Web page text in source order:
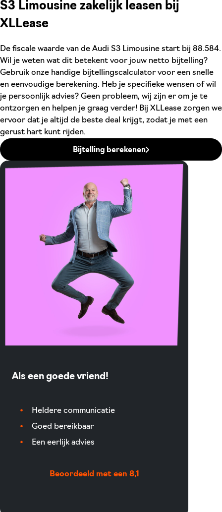
S3 Limousine zakelijk leasen bij
XLLease
De fiscale waarde van de Audi S3 Limousine start bij 88.584.
Wil je weten wat dit betekent voor jouw netto bijtelling?
Gebruik onze handige bijtellingscalculator voor een snelle
en eenvoudige berekening. Heb je specifieke wensen of wil
je persoonlijk advies? Geen probleem, wij zijn er om je te
ontzorgen en helpen je graag verder! Bij XLLease zorgen we
ervoor dat je altijd de beste deal krijgt, zodat je met een
gerust hart kunt rijden.
Bijtelling berekenen
Als een goede vriend!
Heldere communicatie
Goed bereikbaar
Een eerlijk advies
Beoordeeld met een 8,1